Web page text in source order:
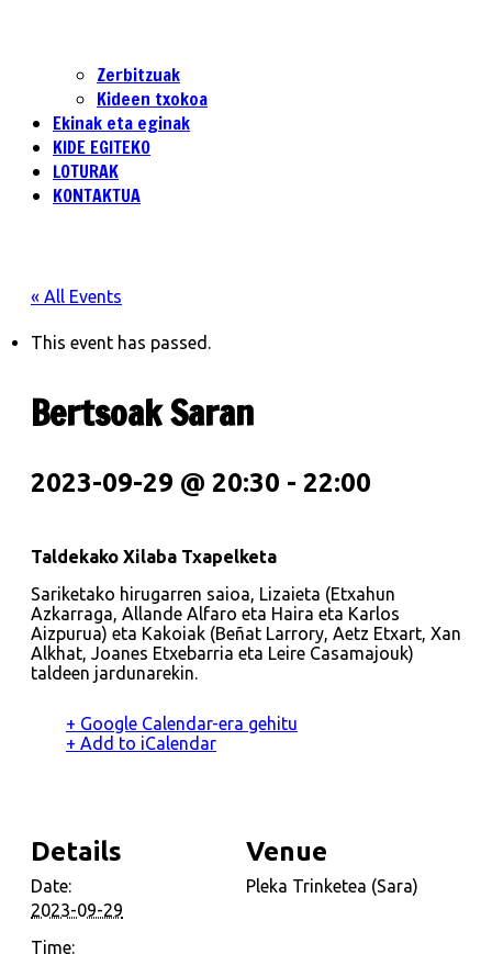
Zerbitzuak
Kideen txokoa
Ekinak eta eginak
KIDE EGITEKO
LOTURAK
KONTAKTUA
« All Events
This event has passed.
Bertsoak Saran
2023-09-29 @ 20:30 - 22:00
Taldekako Xilaba Txapelketa
Sariketako hirugarren saioa, Lizaieta (Etxahun
Azkarraga, Allande Alfaro eta Haira eta Karlos
Aizpurua) eta Kakoiak (Beñat Larrory, Aetz Etxart, Xan
Alkhat, Joanes Etxebarria eta Leire Casamajouk)
taldeen jardunarekin.
+ Google Calendar-era gehitu
+ Add to iCalendar
Details
Date:
2023-09-29
Time:
Venue
Pleka Trinketea (Sara)